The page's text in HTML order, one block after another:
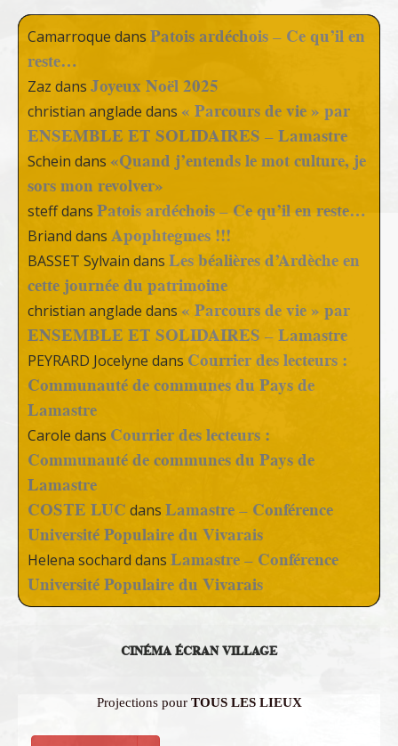
Camarroque dans Patois ardéchois – Ce qu’il en
reste…
Zaz dans Joyeux Noël 2025
christian anglade dans « Parcours de vie » par
ENSEMBLE ET SOLIDAIRES – Lamastre
Schein dans «Quand j’entends le mot culture, je
sors mon revolver»
steffdans Patois ardéchois – Ce qu’il en reste…
Briand dans Apophtegmes !!!
BASSET Sylvain dans Les béalières d’Ardèche en
cette journée du patrimoine
christian anglade dans « Parcours de vie » par
ENSEMBLE ET SOLIDAIRES – Lamastre
PEYRARD Jocelyne dans Courrier des lecteurs :
Communauté de communes du Pays de
Lamastre
Carole dans Courrier des lecteurs :
Communauté de communes du Pays de
Lamastre
COSTE LUC dans Lamastre – Conférence
Université Populaire du Vivarais
Helena sochard dans Lamastre – Conférence
Université Populaire du Vivarais
CINÉMA ÉCRAN VILLAGE